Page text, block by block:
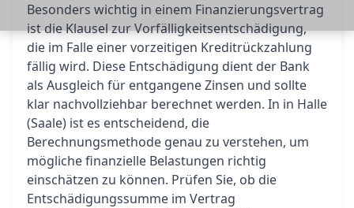
Besonders wichtig in einem Finanzierungsvertrag
ist die Klausel zur Vorfälligkeitsentschädigung,
die im Falle einer vorzeitigen Kreditrückzahlung
fällig wird. Diese Entschädigung dient der Bank
als Ausgleich für entgangene Zinsen und sollte
klar nachvollziehbar berechnet werden. In in Halle
(Saale) ist es entscheidend, die
Berechnungsmethode genau zu verstehen, um
mögliche finanzielle Belastungen richtig
einschätzen zu können. Prüfen Sie, ob die
Entschädigungssumme im Vertrag